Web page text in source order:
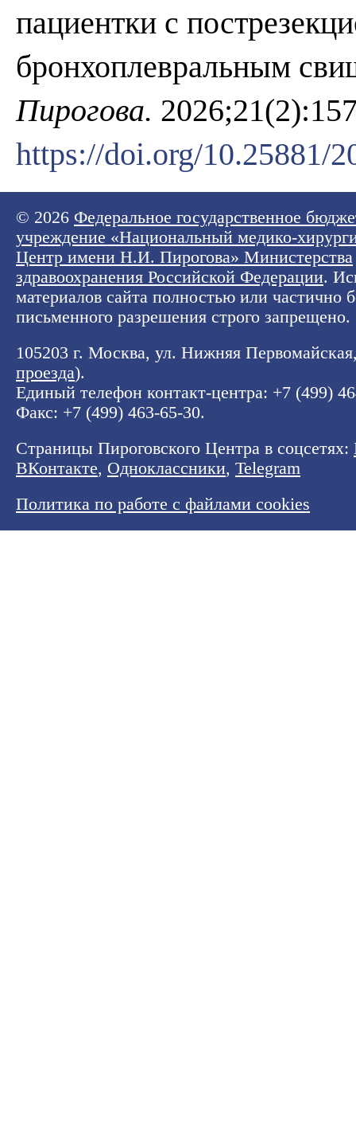
пациентки с
бронхоплевральным
Пирогова.
https://doi.org/10.25881/
© 2026 Федеральное государственное
учреждение «Национальный медико-
Центр имени Н.И. Пирогова» Министерства
здравоохранения Российской Федерации.
материалов сайта полностью или частично
письменного разрешения строго запрещено.
105203 г. Москва, ул. Нижняя
проезда).
Единый телефон контакт-центра: +7 (499)
Факс: +7 (499) 463-65-30.
Страницы Пироговского Центра в соцсетях:
ВКонтакте, Одноклассники, Telegram
Политика по работе с файлами cookies